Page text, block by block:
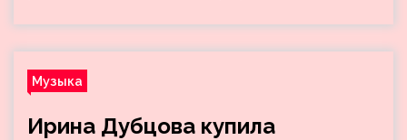
Музыка
Ирина Дубцова купила